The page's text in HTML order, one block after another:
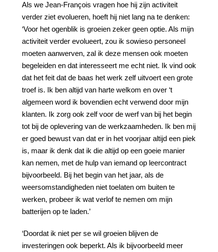
Als we Jean-François vragen hoe hij zijn activiteit
verder ziet evolueren, hoeft hij niet lang na te denken:
‘Voor het ogenblik is groeien zeker geen optie. Als mijn
activiteit verder evolueert, zou ik sowieso personeel
moeten aanwerven, zal ik deze mensen ook moeten
begeleiden en dat interesseert me echt niet. Ik vind ook
dat het feit dat de baas het werk zelf uitvoert een grote
troef is. Ik ben altijd van harte welkom en over ‘t
algemeen word ik bovendien echt verwend door mijn
klanten. Ik zorg ook zelf voor de werf van bij het begin
tot bij de oplevering van de werkzaamheden. Ik ben mij
er goed bewust van dat er in het voorjaar altijd een piek
is, maar ik denk dat ik die altijd op een goeie manier
kan nemen, met de hulp van iemand op leercontract
bijvoorbeeld. Bij het begin van het jaar, als de
weersomstandigheden niet toelaten om buiten te
werken, probeer ik wat verlof te nemen om mijn
batterijen op te laden.’
‘Doordat ik niet per se wil groeien blijven de
investeringen ook beperkt. Als ik bijvoorbeeld meer